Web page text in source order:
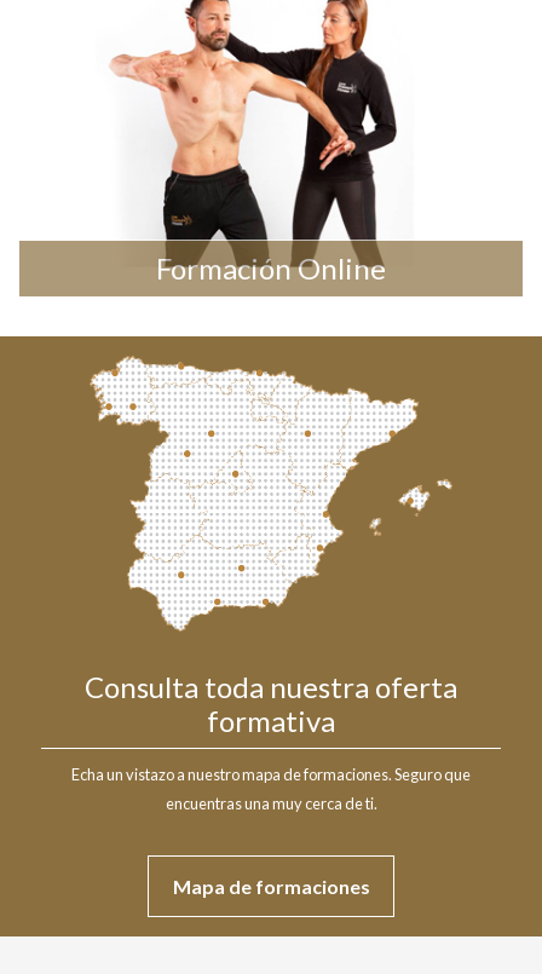
Formación Online
Consulta toda nuestra oferta
formativa
Echa un vistazo a nuestro mapa de formaciones. Seguro que
encuentras una muy cerca de ti.
Mapa de formaciones